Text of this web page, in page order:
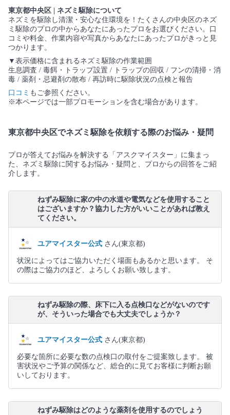
東京都中央区 | ネズミ駆除について
ネズミを駆除し清潔・安心な住環境を！たくさんの中央区のネズ
ミ駆除のプロの中からあなたにあったプロをお選びください。口
コミや料金、作業内容や写真からあなたにあったプロがきっと見
つかります。
▼表示価格に含まれるネズミ駆除の作業範囲
生息調査 / 毒餌・トラップ設置 / トラップの回収 / フンの清掃・消
毒 / 薬剤・忌避剤の散布 / 再訪時に駆除状況の点検と報告
口コミ もご参照ください。
※本ページでは一部プロモーションを含む場合があります。
東京都中央区でネズミ駆除を依頼する際のお悩み・疑問
プロが答えてお悩みを解決する「アスクマイスター」に集まっ
た、ネズミ駆除に関するお悩み・疑問と、プロからの回答をご紹
介します。
ねずみ駆除に家の中の水道や電気などを使用すること
はございますか？協力した方がいいことがあれば教え
てください。
ユアマイスター公式 さん(東京都)
状況によってはご協力いただく場面もあるかと思います。 そ
の際はご協力のほど、よろしくお願い致します。
ねずみ駆除の際、床下に入る点検口などがないのです
が、そういった場合でも大丈夫でしょうか？
ユアマイスター公式 さん(東京都)
必要な箇所に必要な数の点検口の取付をご提案致します。 被
害状況やご予算の関係など、総合的に見てお客様に判断お願
いしております。
ねずみ駆除はどのような薬剤を使用するのでしょう